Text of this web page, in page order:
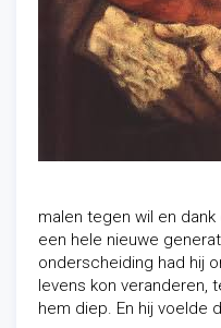
malen tegen wil en
een hele nieuwe
onderscheiding had hij
levens kon veranderen,
hem diep. En hij voelde